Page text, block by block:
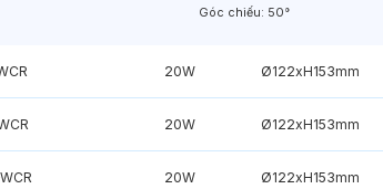
Góc chiếu: 50°
20W Ø122xH153mm
20W Ø122xH153mm
20W Ø122xH153mm